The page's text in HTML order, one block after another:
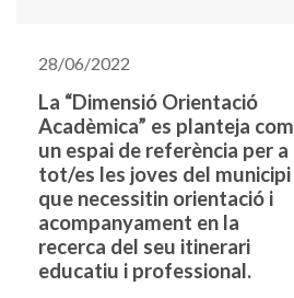
28/06/2022
La “Dimensió Orientació
Acadèmica” es planteja com
un espai de referència per a
tot/es les joves del municipi
que necessitin orientació i
acompanyament en la
recerca del seu itinerari
educatiu i professional.